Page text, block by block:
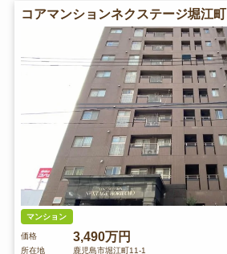
コアマンションネクステージ堀江町
マンション
価格 3,490万円
所在地 鹿児島市堀江町11-1